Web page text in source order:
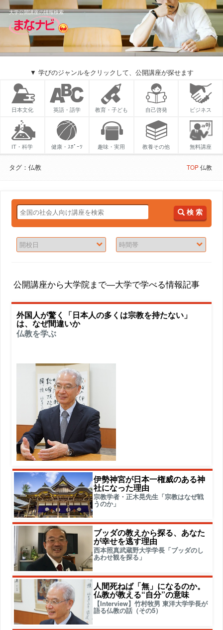
大学公開講座の情報検索
▼ 学びのジャンルをクリックして、公開講座が探せます
日本文化 英語・語学 教育・子ども 自己啓発 ビジネス
IT・科学 健康・ｽﾎﾟｰﾂ 趣味・実用 教養その他 無料講座
タグ：仏教 TOP仏教
検 索
公開講座から大学院まで―大学で学べる情報記事
外国人が驚く「日本人の多くは宗教を持たない」
は、なぜ間違いか
仏教を学ぶ
伊勢神宮が日本一権威のある神
社になった理由
宗教学者・正木晃先生「宗教はなぜ戦
うのか」
ブッダの教えから探る、あなた
が幸せを逃す理由
西本照真武蔵野大学学長「ブッダのし
あわせ観を探る」
人間死ねば「無」になるのか。
仏教が教える“自分”の意味
【Interview】竹村牧男 東洋大学学長が
語る仏教の話（その5）